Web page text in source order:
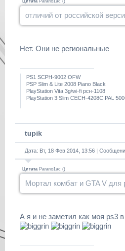
Цитата Parano1ac ()
отличий от российской
Нет. Они не региональные
PS1 SCPH-9002 OFW
PSP Slim & Lite 2008 Piano Black
PlayStation Vita 3g/wi-fi рсн-1108
PlayStation 3 Slim CECH-4208C PAL
tupik
Дата: Вт, 18 Фев 2014, 13:56 |
Цитата Parano1ac ()
Мортал комбат и GTA V для
А я и не заметил как моя ps3